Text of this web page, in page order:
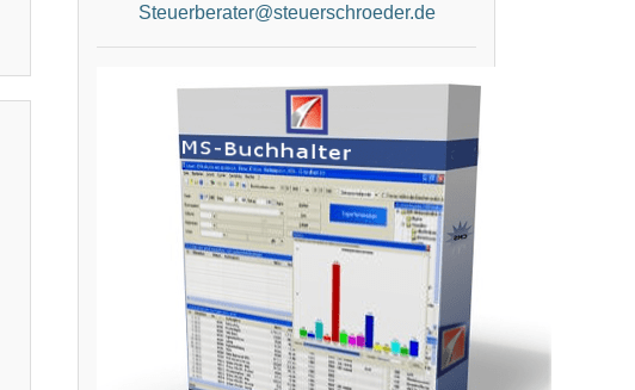
Steuerberater@steuerschroeder.de